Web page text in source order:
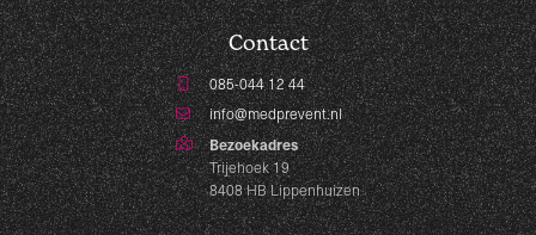
Contact
085-044 12 44
info@medprevent.nl
Bezoekadres
Trijehoek 19
8408 HB Lippenhuizen